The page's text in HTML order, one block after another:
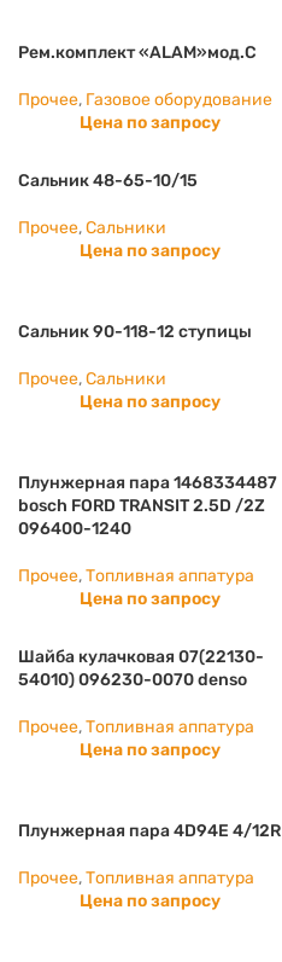
Рем.комплект «ALAM»мод.С
Прочее, Газовое оборудование
Цена по запросу
Сальник 48-65-10/15
Прочее,Сальники
Цена по запросу
Сальник 90-118-12 ступицы
Прочее,Сальники
Цена по запросу
Плунжерная пара 1468334487
bosch FORD TRANSIT 2.5D /2Z
096400-1240
Прочее,Топливная аппатура
Цена по запросу
Шайба кулачковая 07(22130-
54010) 096230-0070 denso
Прочее,Топливная аппатура
Цена по запросу
Плунжерная пара 4D94E 4/12R
Прочее,Топливная аппатура
Цена по запросу